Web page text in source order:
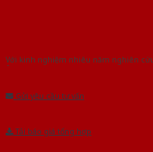
Với kinh nghiệm nhiêu năm nghiên
Âu.Chúng tôi tự tin là nhà sản xuất &
Gửi yêu cầu tư vấn
Tải báo giá tổng hợp